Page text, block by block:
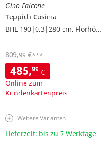
Gino Falcone
Teppich Cosima
BHL 190|0,3|280 cm, Florhöhe 0,3 cm
485,99 €
Online zum
Kundenkartenpreis
809,99 €***
Weitere Varianten
Lieferzeit: bis zu 7 Werktage